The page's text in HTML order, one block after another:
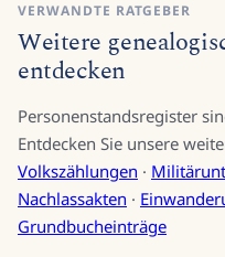
VERWANDTE RATGEBER
Weitere
entdecken
Personenstandsregister
Entdecken Sie unsere
Volkszählungen ·
Nachlassakten ·
Grundbucheinträge